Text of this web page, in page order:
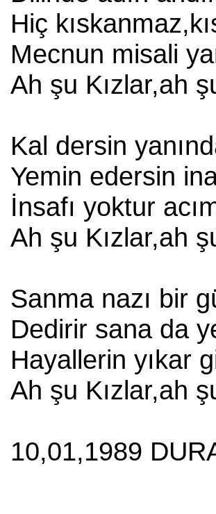
Hiç
Mecnun misali
Ah şu Kızlar,ah
Kal dersin
Yemin edersin
İnsafı yoktur
Ah şu Kızlar,ah
Sanma nazı bir
Dedirir sana da
Hayallerin yıkar
Ah şu Kızlar,ah
10,01,1989